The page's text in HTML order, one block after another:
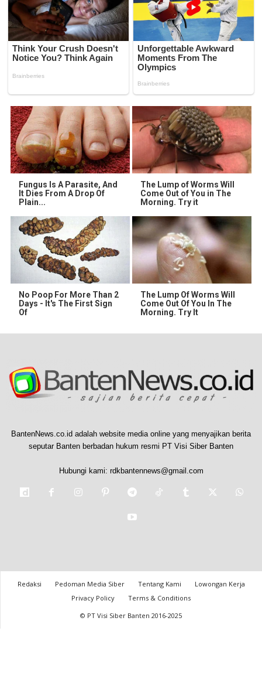
Fungus Is A Parasite, And
It Dies From A Drop Of
Plain...
The Lump of Worms Will
Come Out of You in The
Morning. Try it
No Poop For More Than 2
Days - It's The First Sign
Of
The Lump Of Worms Will
Come Out Of You In The
Morning. Try It
BantenNews.co.id adalah website media online yang menyajikan berita
seputar Banten berbadan hukum resmi PT Visi Siber Banten
Hubungi kami: rdkbantennews@gmail.com
Redaksi Pedoman Media Siber Tentang Kami
Lowongan Kerja
Privacy Policy
Terms & Conditions
© PT Visi Siber Banten 2016-2025